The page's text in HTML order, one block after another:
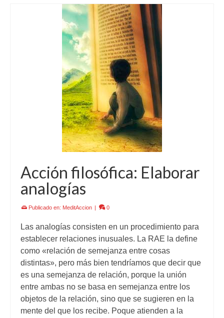
Acción filosófica: Elaborar
analogías
Publicado en: MeditAccion | 0
Las analogías consisten en un procedimiento para
establecer relaciones inusuales. La RAE la define
como «relación de semejanza entre cosas
distintas», pero más bien tendríamos que decir que
es una semejanza de relación, porque la unión
entre ambas no se basa en semejanza entre los
objetos de la relación, sino que se sugieren en la
mente del que los recibe. Poque atienden a la